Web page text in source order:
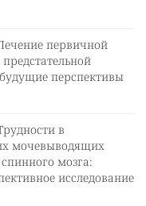
первичной
перспективы
в
мочевыводящих
мозга:
исследование